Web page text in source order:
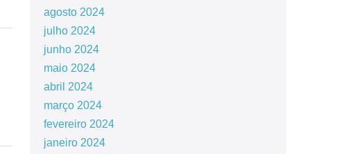
agosto 2024
julho 2024
junho 2024
maio 2024
abril 2024
março 2024
fevereiro 2024
janeiro 2024